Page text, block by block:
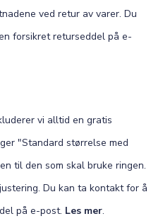
ved retur av varer. Du
forsikret returseddel på e-
vi alltid en gratis
"Standard størrelse med
til den som skal bruke ringen.
Du kan ta kontakt for å
på e-post. Les mer.